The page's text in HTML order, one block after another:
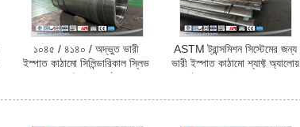
১০৪৫ / ৪১৪০ / অদ্ভুত ভারী
ইস্পাত কাঠামো সিলিন্ডারিকাল স্লিভ
অ্যালো ইস্পাত কাঠামো
ASTM ট্রান্সমিশন সিস্টেমের জন্য
ভারী ইস্পাত কাঠামো শ্যাফ্ট অ্যালোয়
ইস্পাত শ্যাফ্ট QT শ্যাফ্ট